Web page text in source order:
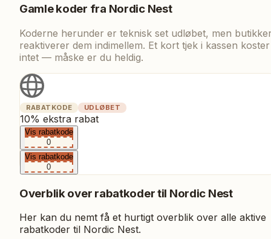
Gamle koder fra Nordic Nest
Koderne herunder er teknisk set udløbet, men
reaktiverer dem indimellem. Et kort tjek i kassen koster
intet — måske er du heldig.
RABATKODE UDLØBET
10% ekstra rabat
Vis rabatkode
0
Vis rabatkode
0
Overblik over rabatkoder til Nordic Nest
Her kan du nemt få et hurtigt overblik over alle aktive
rabatkoder til Nordic Nest.